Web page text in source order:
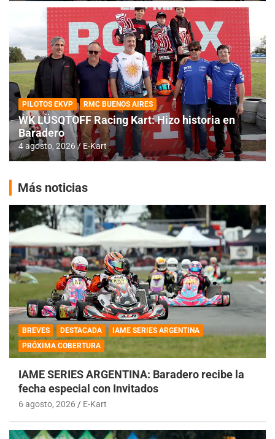
PILOTOS EKVP RMC BUENOS AIRES
WK LÜSQTOFF Racing Kart: Hizo historia en
Baradero
4 agosto, 2026 E-Kart
Más noticias
BREVES DESTACADA
IAME SERIES ARGENTINA
PRÓXIMA COBERTURA
IAME SERIES ARGENTINA: Baradero recibe la
fecha especial con Invitados
6 agosto, 2026 E-Kart